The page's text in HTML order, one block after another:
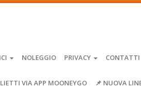
NOLEGGIO PRIVACY CONTATTI
VIA APP MOONEYGO 📌 NUOVA